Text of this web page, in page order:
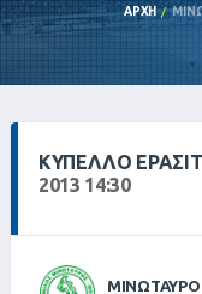
ΑΡΧΉ
ΚΥΠΕΛΛΟ
2013 14:30